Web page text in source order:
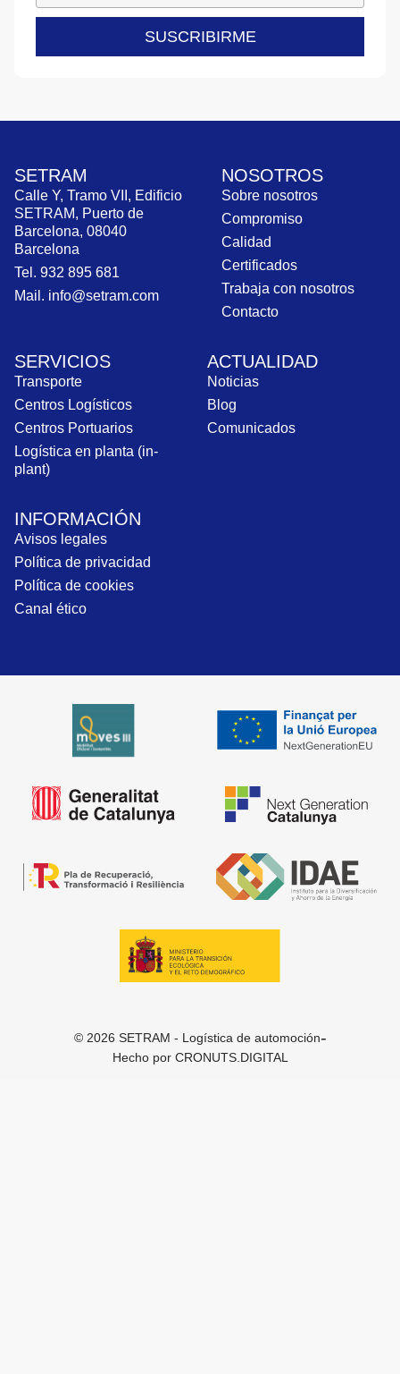
SUSCRIBIRME
SETRAM
Calle Y, Tramo VII, Edificio
SETRAM, Puerto de
Barcelona, 08040
Barcelona
Tel. 932 895 681
Mail. info@setram.com
NOSOTROS
Sobre nosotros
Compromiso
Calidad
Certificados
Trabaja con nosotros
Contacto
SERVICIOS
Transporte
Centros Logísticos
Centros Portuarios
Logística en planta (in-
plant)
ACTUALIDAD
Noticias
Blog
Comunicados
INFORMACIÓN
Avisos legales
Política de privacidad
Política de cookies
Canal ético
© 2026 SETRAM - Logística de automoción-
Hecho por CRONUTS.DIGITAL